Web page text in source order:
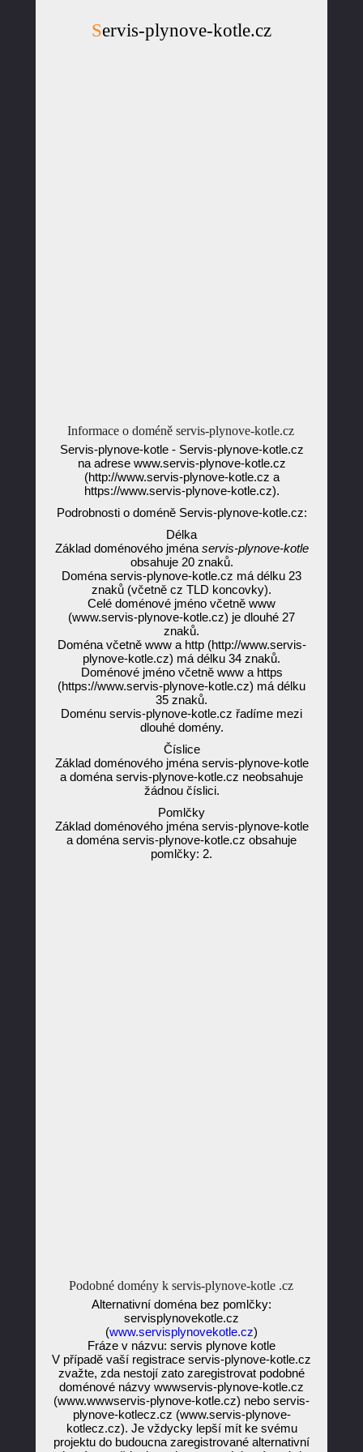
Servis-plynove-kotle.cz
Informace o doméně servis-plynove-kotle.cz
Servis-plynove-kotle - Servis-plynove-kotle.cz
na adrese www.servis-plynove-kotle.cz
(http://www.servis-plynove-kotle.cz a
https://www.servis-plynove-kotle.cz).
Podrobnosti o doméně Servis-plynove-kotle.cz:
Délka
Základ doménového jména servis-plynove-kotle
obsahuje 20 znaků.
Doména servis-plynove-kotle.cz má délku 23
znaků (včetně cz TLD koncovky).
Celé doménové jméno včetně www
(www.servis-plynove-kotle.cz) je dlouhé 27
znaků.
Doména včetně www a http (http://www.servis-
plynove-kotle.cz) má délku 34 znaků.
Doménové jméno včetně www a https
(https://www.servis-plynove-kotle.cz) má délku
35 znaků.
Doménu servis-plynove-kotle.cz řadíme mezi
dlouhé domény.
Číslice
Základ doménového jména servis-plynove-kotle
a doména servis-plynove-kotle.cz neobsahuje
žádnou číslici.
Pomlčky
Základ doménového jména servis-plynove-kotle
a doména servis-plynove-kotle.cz obsahuje
pomlčky: 2.
Podobné domény k servis-plynove-kotle .cz
Alternativní doména bez pomlčky:
servisplynovekotle.cz
(www.servisplynovekotle.cz)
Fráze v názvu: servis plynove kotle
V případě vaší registrace servis-plynove-kotle.cz
zvažte, zda nestojí zato zaregistrovat podobné
doménové názvy wwwservis-plynove-kotle.cz
(www.wwwservis-plynove-kotle.cz) nebo servis-
plynove-kotlecz.cz (www.servis-plynove-
kotlecz.cz). Je vždycky lepší mít ke svému
projektu do budoucna zaregistrované alternativní